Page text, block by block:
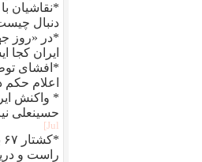
*نقاشیان
دنبال
*در «روز
ایران کجا
*افشای
اعلام حکم
* واکنش
حسینعلی
Jul]
راست و